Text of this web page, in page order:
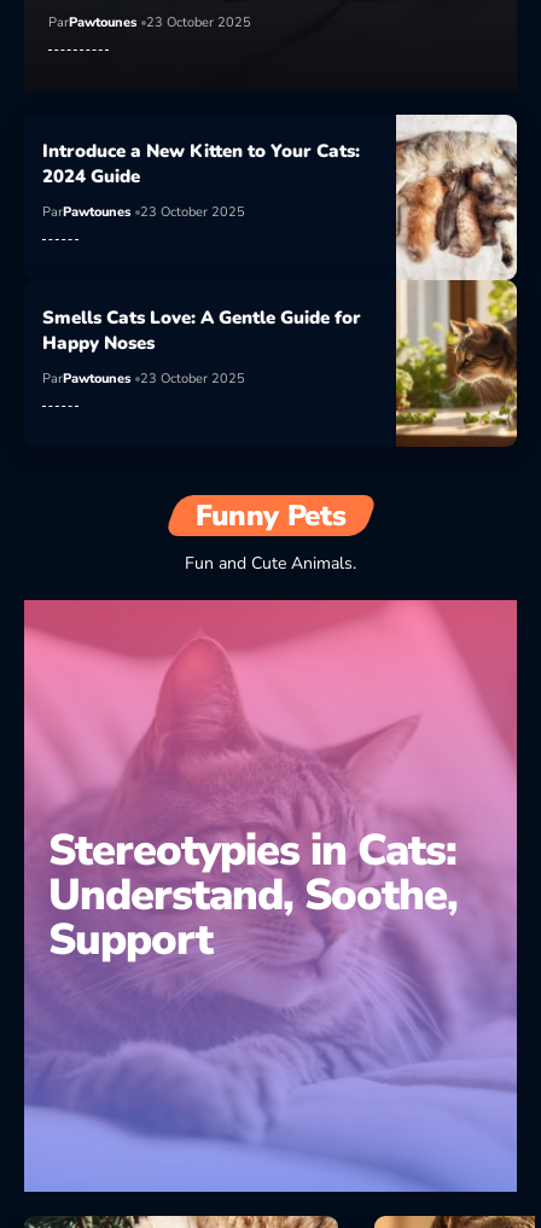
ParPawtounes 23 October 2025
Introduce a New Kitten to Your Cats:
2024 Guide
ParPawtounes 23 October 2025
Smells Cats Love: A Gentle Guide for
Happy Noses
ParPawtounes 23 October 2025
Funny Pets
Fun and Cute Animals.
Stereotypies in Cats:
Understand, Soothe,
Support